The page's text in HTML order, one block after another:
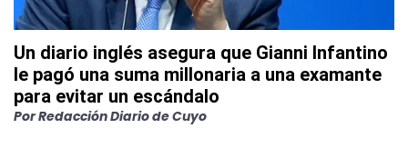
Un diario inglés asegura que Gianni Infantino
le pagó una suma millonaria a una examante
para evitar un escándalo
PorRedacción Diario de Cuyo